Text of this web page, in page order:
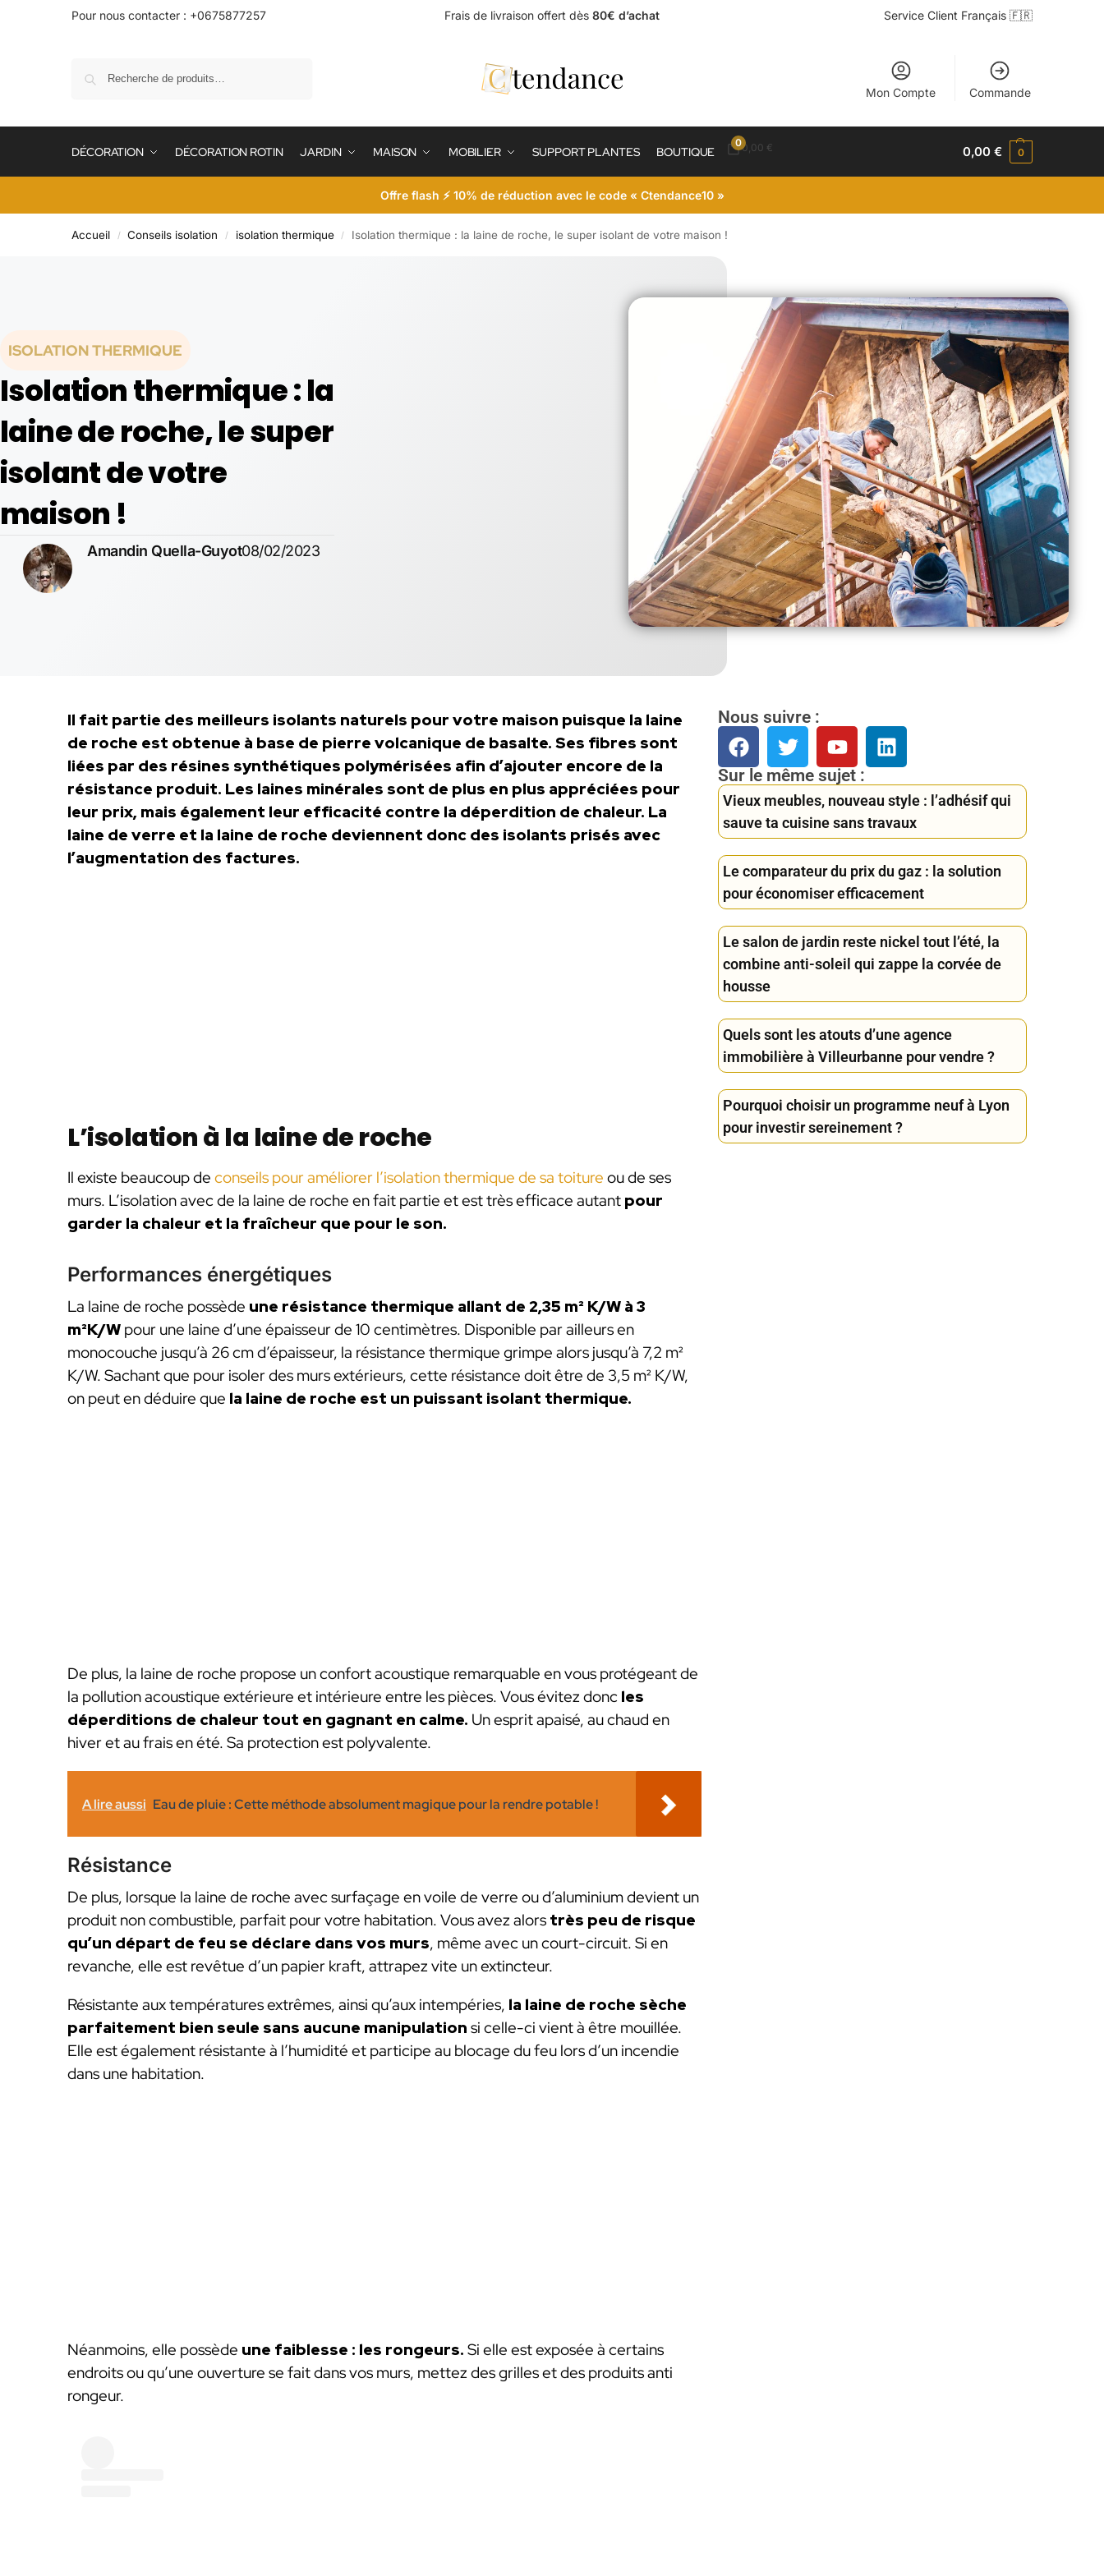
Pour nous contacter : +0675877257 Frais de livraison offert dès 80€ d’achat Service Client Français 🇫🇷
Mon Compte Commande
DÉCORATION DÉCORATION ROTIN JARDIN MAISON MOBILIER SUPPORT PLANTES BOUTIQUE
00,00 € 0,00€ 0
Offre flash ⚡ 10% de réduction avec le code « Ctendance10 »
Accueil / Conseils isolation / isolation thermique / Isolation thermique : la laine de roche, le super isolant de votre maison !
ISOLATION THERMIQUE
Isolation thermique : la
laine de roche, le super
isolant de votre
maison !
Amandin Quella-Guyot08/02/2023
Il fait partie des meilleurs isolants naturels pour votre maison puisque la laine
de roche est obtenue à base de pierre volcanique de basalte. Ses fibres sont
liées par des résines synthétiques polymérisées afin d’ajouter encore de la
résistance produit. Les laines minérales sont de plus en plus appréciées pour
leur prix, mais également leur efficacité contre la déperdition de chaleur. La
laine de verre et la laine de roche deviennent donc des isolants prisés avec
l’augmentation des factures.
L’isolation à la laine de roche
Il existe beaucoup de conseils pour améliorer l’isolation thermique de sa toiture ou de ses
murs. L’isolation avec de la laine de roche en fait partie et est très efficace autant pour
garder la chaleur et la fraîcheur que pour le son.
Performances énergétiques
La laine de roche possède une résistance thermique allant de 2,35 m² K/W à 3
m²K/W pour une laine d’une épaisseur de 10 centimètres. Disponible par ailleurs en
monocouche jusqu’à 26 cm d’épaisseur, la résistance thermique grimpe alors jusqu’à 7,2 m²
K/W. Sachant que pour isoler des murs extérieurs, cette résistance doit être de 3,5 m² K/W,
on peut en déduire que la laine de roche est un puissant isolant thermique.
De plus, la laine de roche propose un confort acoustique remarquable en vous protégeant de
la pollution acoustique extérieure et intérieure entre les pièces. Vous évitez donc les
déperditions de chaleur tout en gagnant en calme. Un esprit apaisé, au chaud en
hiver et au frais en été. Sa protection est polyvalente.
A lire aussi Eau de pluie : Cette méthode absolument magique pour la rendre potable !
Résistance
De plus, lorsque la laine de roche avec surfaçage en voile de verre ou d’aluminium devient un
produit non combustible, parfait pour votre habitation. Vous avez alors très peu de risque
qu’un départ de feu se déclare dans vos murs, même avec un court-circuit. Si en
revanche, elle est revêtue d’un papier kraft, attrapez vite un extincteur.
Résistante aux températures extrêmes, ainsi qu’aux intempéries, la laine de roche sèche
parfaitement bien seule sans aucune manipulation si celle-ci vient à être mouillée.
Elle est également résistante à l’humidité et participe au blocage du feu lors d’un incendie
dans une habitation.
Néanmoins, elle possède une faiblesse : les rongeurs. Si elle est exposée à certains
endroits ou qu’une ouverture se fait dans vos murs, mettez des grilles et des produits anti
rongeur.
Nous suivre :
Sur le même sujet :
Vieux meubles, nouveau style : l’adhésif qui
sauve ta cuisine sans travaux
Le comparateur du prix du gaz : la solution
pour économiser efficacement
Le salon de jardin reste nickel tout l’été, la
combine anti-soleil qui zappe la corvée de
housse
Quels sont les atouts d’une agence
immobilière à Villeurbanne pour vendre ?
Pourquoi choisir un programme neuf à Lyon
pour investir sereinement ?